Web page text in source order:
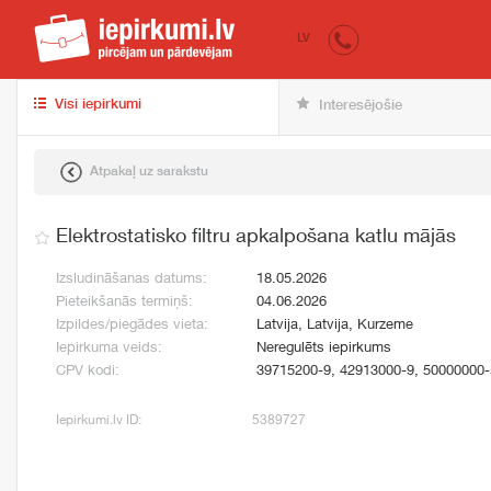
iepirkumi.lv
LV
Visi iepirkumi Interesējošie
Atpakaļ uz sarakstu
Elektrostatisko filtru apkalpošana katlu mājās
Izsludināšanas datums:
18.05.2026
Pieteikšanās termiņš:
04.06.2026
Izpildes/piegādes vieta:
Latvija, Latvija, Kurzeme
Iepirkuma veids:
Neregulēts iepirkums
CPV kodi:
39715200-9, 42913000-9,
Iepirkumi.lv ID: 5389727